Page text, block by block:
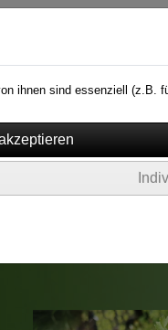
ihnen sind essenziell (z.B.